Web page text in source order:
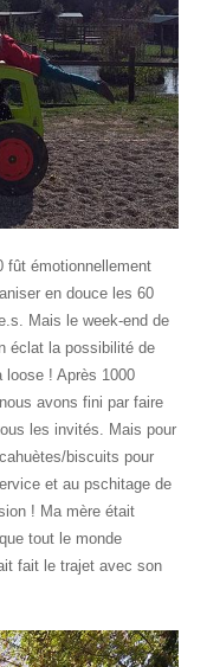
fût émotionnellement
en douce les 60
Mais le week-end de
éclat la possibilité de
loose ! Après 1000
avons fini par faire
les invités. Mais pour
biscuits pour
et au pschitage de
! Ma mère était
tout le monde
fait le trajet avec son